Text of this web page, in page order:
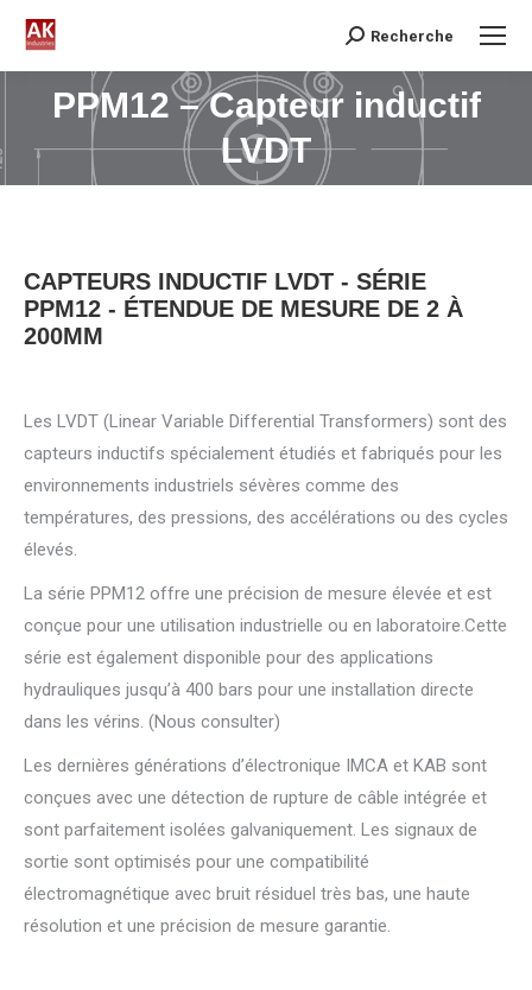
Search:Recherche
PPM12 – Capteur inductif
LVDT
Vous êtes ici :
CAPTEURS INDUCTIF LVDT - SÉRIE
PPM12 - ÉTENDUE DE MESURE DE 2 À
200MM
Les LVDT (Linear Variable Differential Transformers) sont des
capteurs inductifs spécialement étudiés et fabriqués pour les
environnements industriels sévères comme des
températures, des pressions, des accélérations ou des cycles
élevés.
La série PPM12 offre une précision de mesure élevée et est
conçue pour une utilisation industrielle ou en laboratoire.Cette
série est également disponible pour des applications
hydrauliques jusqu’à 400 bars pour une installation directe
dans les vérins. (Nous consulter)
Les dernières générations d’électronique IMCA et KAB sont
conçues avec une détection de rupture de câble intégrée et
sont parfaitement isolées galvaniquement. Les signaux de
sortie sont optimisés pour une compatibilité
électromagnétique avec bruit résiduel très bas, une haute
résolution et une précision de mesure garantie.